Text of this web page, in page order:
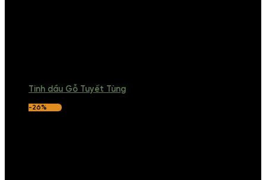
Tinh dầu Gỗ Tuyết Tùng
-26%